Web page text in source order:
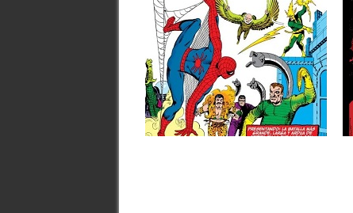
13.07.23
RESEÑAS: BIBLIOTECA
MARVEL 22: EL
ASOMBROSO
SPIDERMAN 4 (1964-1965)
Aviso de posibles spoilers si nunca has
leído estos cómics. Vamos...